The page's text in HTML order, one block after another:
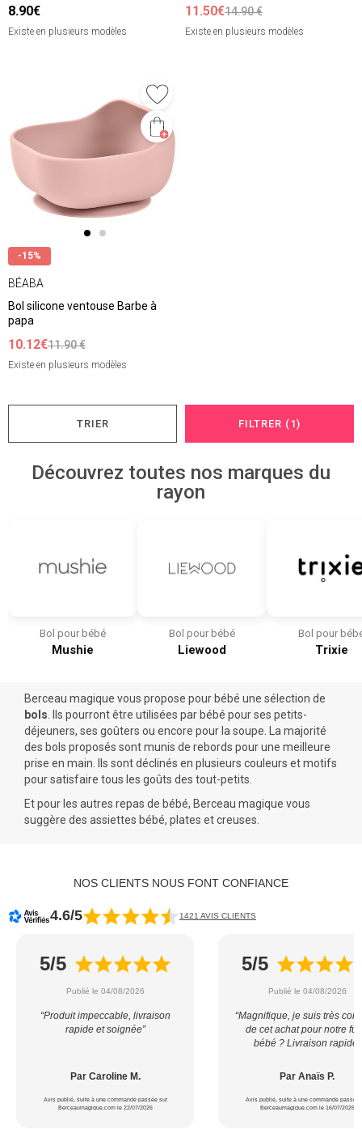
8.90€
Existe en plusieurs modèles
11.50€14.90 €
Existe en plusieurs modèles
-15%
BÉABA
Bol silicone ventouse Barbe à
papa
10.12€11.90 €
Existe en plusieurs modèles
TRIER FILTRER (1)
Découvrez toutes nos marques du
rayon
Bol pour bébé
Mushie
Bol pour bébé
Liewood
Bol pour
Trixie
Berceau magique vous propose pour bébé une sélection de
bols. Ils pourront être utilisées par bébé pour ses petits-
déjeuners, ses goûters ou encore pour la soupe. La majorité
des bols proposés sont munis de rebords pour une meilleure
prise en main. Ils sont déclinés en plusieurs couleurs et motifs
pour satisfaire tous les goûts des tout-petits.
Et pour les autres repas de bébé, Berceau magique vous
suggère des assiettes bébé, plates et creuses.
NOS CLIENTS NOUS FONT CONFIANCE
4.6/5 1421 AVIS CLIENTS
5/5
Publié le 04/08/2026
“Produit impeccable, livraison
rapide et soignée”
Par Caroline M.
Avis publié, suite à une commande passée sur
Berceaumagique.com le 22/07/2026
5/5
Publié le 04/08/2026
“Magnifique, je suis très
de cet achat pour notre
bébé ? Livraison rapide”
Par Anaïs P.
Avis publié, suite à une commande passée
Berceaumagique.com le 16/07/2026